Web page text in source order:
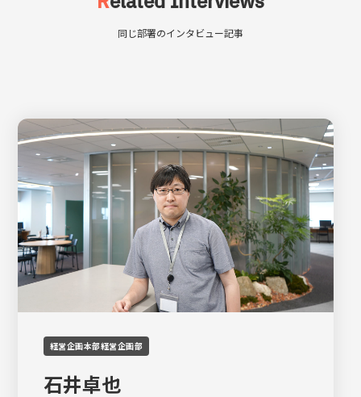
同じ部署のインタビュー記事
経営企画本部経営企画部
石井卓也